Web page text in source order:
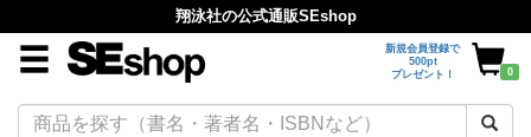
翔泳社の公式通販SEshop
新規会員登録で
500pt
プレゼント！
0